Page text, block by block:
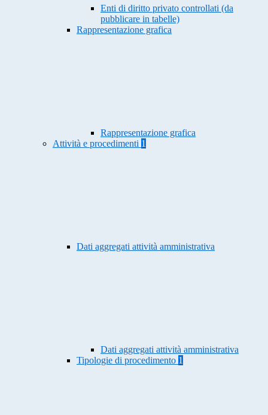
Enti di diritto privato controllati (da
pubblicare in tabelle)
Rappresentazione grafica
Rappresentazione grafica
Attività e procedimenti 1
Dati aggregati attività amministrativa
Dati aggregati attività amministrativa
Tipologie di procedimento 1